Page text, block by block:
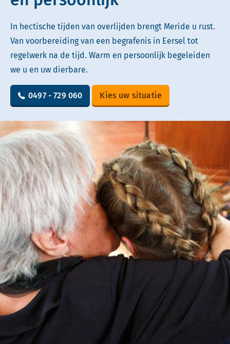
In hectische tijden van overlijden brengt Meride u rust.
Van voorbereiding van een begrafenis in Eersel tot
regelwerk na de tijd. Warm en persoonlijk begeleiden
we u en uw dierbare.
0497 - 729 060 Kies uw situatie